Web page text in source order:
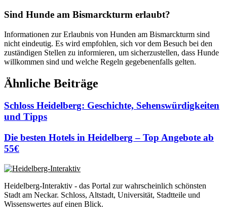
Sind Hunde am Bismarckturm erlaubt?
Informationen zur Erlaubnis von Hunden am Bismarckturm sind
nicht eindeutig. Es wird empfohlen, sich vor dem Besuch bei den
zuständigen Stellen zu informieren, um sicherzustellen, dass Hunde
willkommen sind und welche Regeln gegebenenfalls gelten.
Ähnliche Beiträge
Schloss Heidelberg: Geschichte, Sehenswürdigkeiten
und Tipps
Die besten Hotels in Heidelberg – Top Angebote ab
55€
Heidelberg-Interaktiv - das Portal zur wahrscheinlich schönsten
Stadt am Neckar. Schloss, Altstadt, Universität, Stadtteile und
Wissenswertes auf einen Blick.